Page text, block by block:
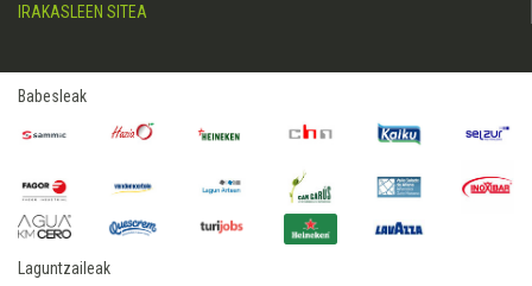
IRAKASLEEN SITEA
Babesleak
Laguntzaileak